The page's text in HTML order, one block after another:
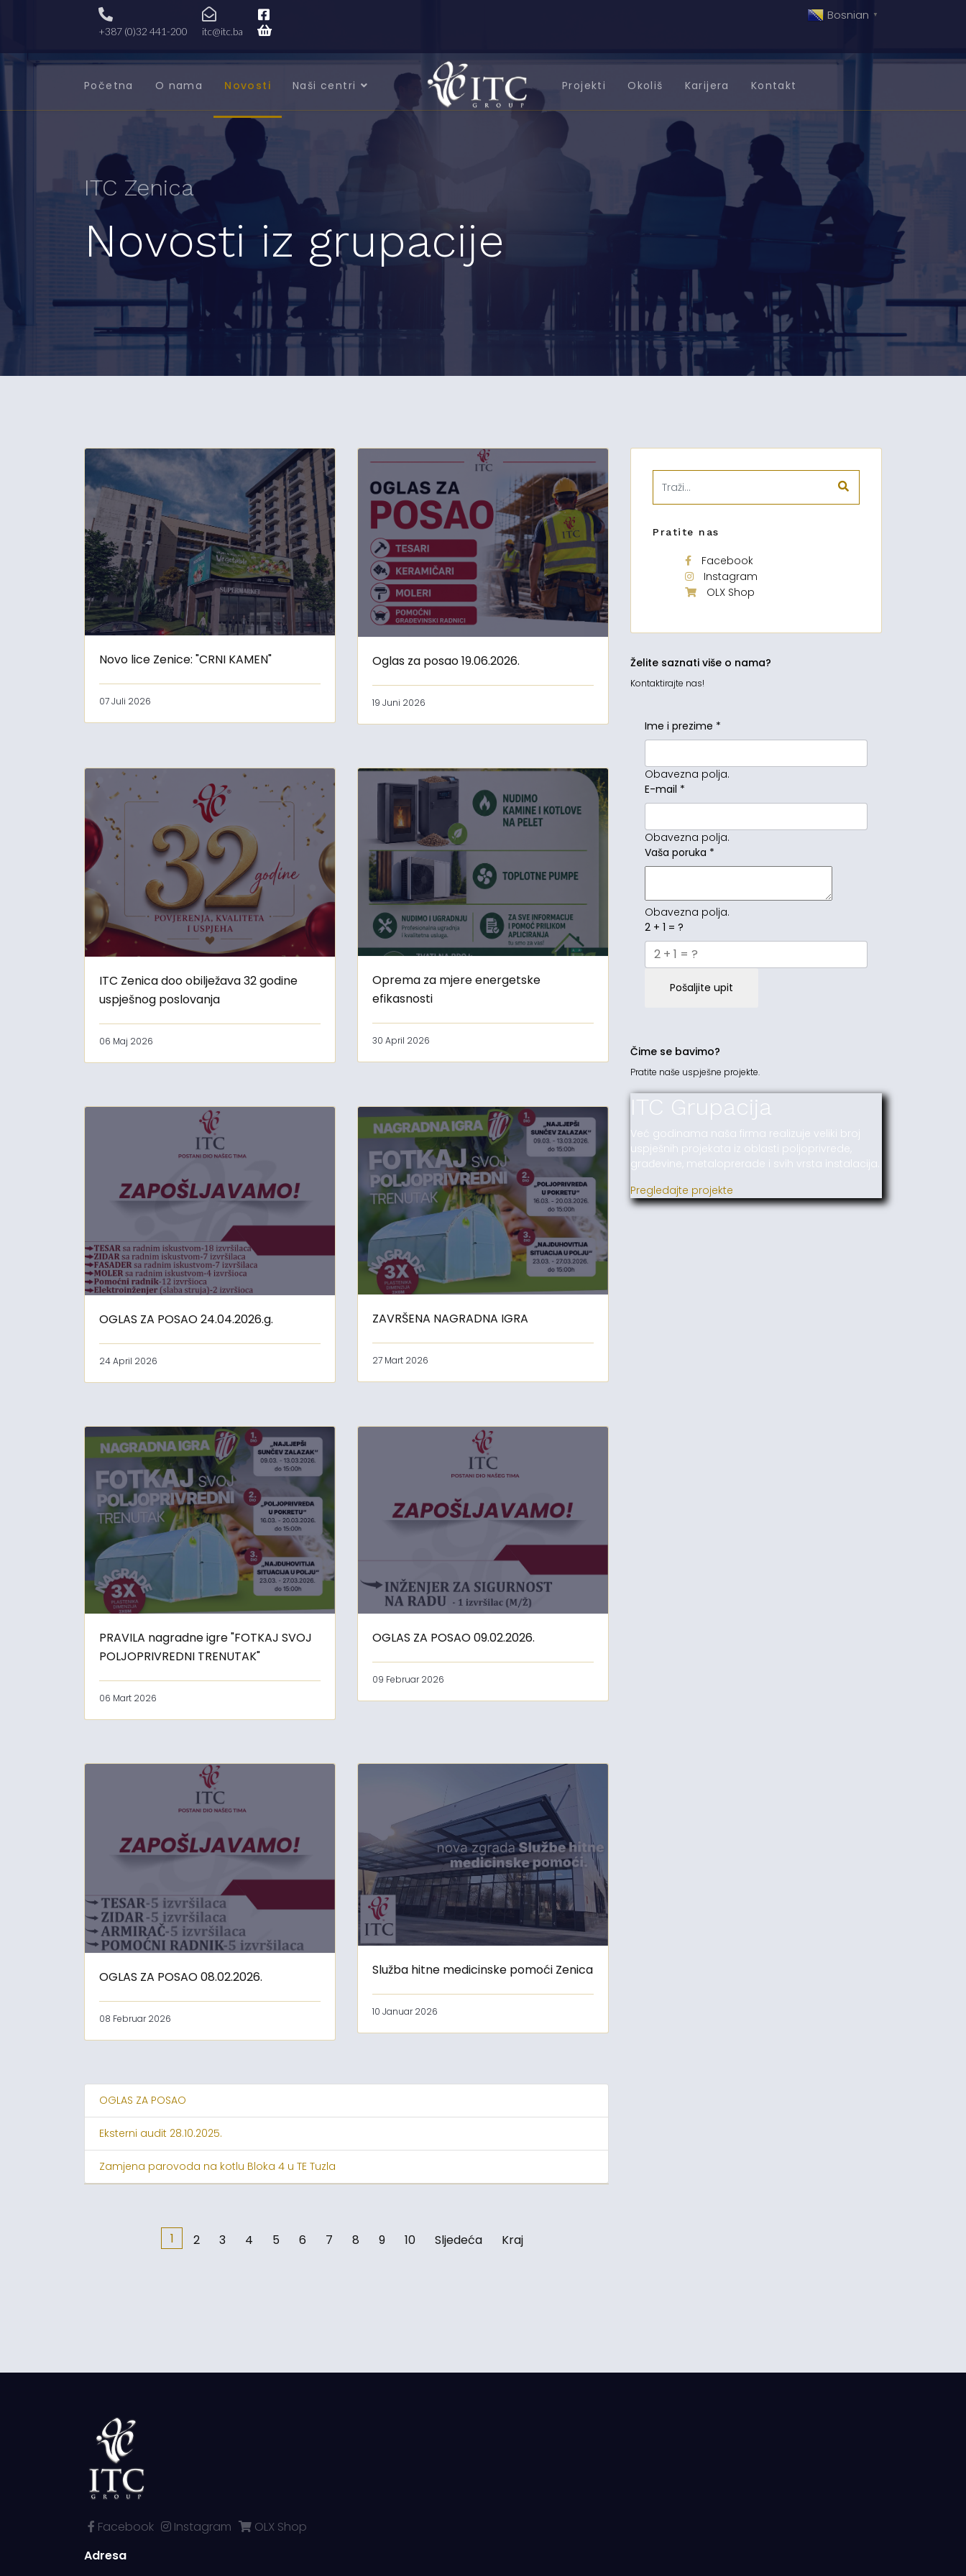
+387 (0)32 441-200 itc@itc.ba
Bosnian ▼
Početna O nama Novosti Naši centri Projekti Okoliš Karijera Kontakt
ITC Zenica
Novosti iz grupacije
Novo lice Zenice: "CRNI KAMEN"
07 Juli 2026
Oglas za posao 19.06.2026.
19 Juni 2026
ITC Zenica doo obilježava 32 godine
uspješnog poslovanja
06 Maj 2026
Oprema za mjere energetske
efikasnosti
30 April 2026
OGLAS ZA POSAO 24.04.2026.g.
24 April 2026
ZAVRŠENA NAGRADNA IGRA
27 Mart 2026
PRAVILA nagradne igre "FOTKAJ SVOJ
POLJOPRIVREDNI TRENUTAK"
06 Mart 2026
OGLAS ZA POSAO 09.02.2026.
09 Februar 2026
OGLAS ZA POSAO 08.02.2026.
08 Februar 2026
Služba hitne medicinske pomoći Zenica
10 Januar 2026
OGLAS ZA POSAO
Eksterni audit 28.10.2025.
Zamjena parovoda na kotlu Bloka 4 u TE Tuzla
1 2 3 4 5 6 7 8 9 10 Sljedeća Kraj
Pratite nas
Facebook
Instagram
OLX Shop
Želite saznati više o nama?
Kontaktirajte nas!
Ime i prezime *
Obavezna polja.
E-mail *
Obavezna polja.
Vaša poruka *
Obavezna polja.
2 + 1 = ?
Pošaljite upit
Čime se bavimo?
Pratite naše uspješne projekte.
ITC Grupacija
Već godinama naša firma realizuje veliki broj
uspješnih projekata iz oblasti poljoprivrede,
građevine, metaloprerade i svih vrsta instalacija.
Pregledajte projekte
Facebook Instagram
OLX Shop
Adresa